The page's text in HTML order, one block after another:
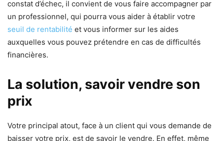
constat d’échec, il convient de vous faire accompagner par
un professionnel, qui pourra vous aider à établir votre
seuil de rentabilité et vous informer sur les aides
auxquelles vous pouvez prétendre en cas de difficultés
financières.
La solution, savoir vendre son
prix
Votre principal atout, face à un client qui vous demande de
baisser votre prix, est de savoir le vendre. En effet, même